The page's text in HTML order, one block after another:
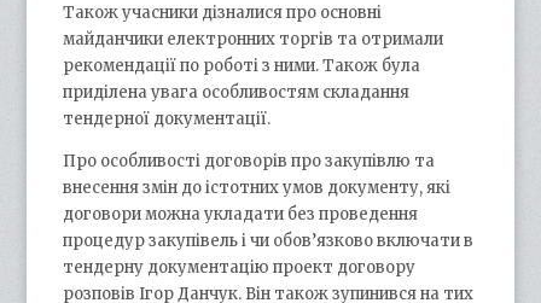
Також учасники дізналися про основні
майданчики електронних торгів та отримали
рекомендації по роботі з ними. Також була
приділена увага особливостям складання
тендерної документації.
Про особливості договорів про закупівлю та
внесення змін до істотних умов документу, які
договори можна укладати без проведення
процедур закупівель і чи обов’язково включати в
тендерну документацію проект договору
розповів Ігор Данчук. Він також зупинився на тих